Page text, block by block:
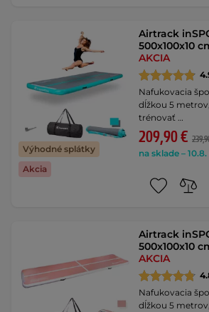
Výhodné splátky
Akcia
Airtrack
500x100x10
AKCIA
Nafukovacia
dĺžkou 5
trénovať …
209,90 €
na sklade – 10.8.
Airtrack
500x100x10
AKCIA
Nafukovacia
dĺžkou 5